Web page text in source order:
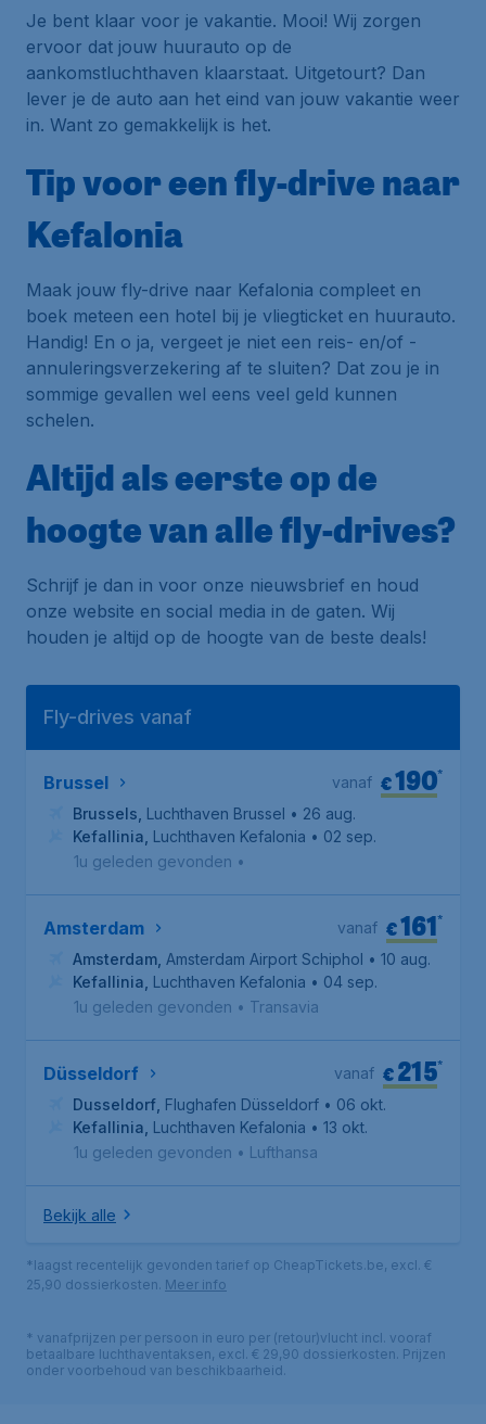
Je bent klaar voor je vakantie. Mooi! Wij zorgen
ervoor dat jouw huurauto op de
aankomstluchthaven klaarstaat. Uitgetourt? Dan
lever je de auto aan het eind van jouw vakantie weer
in. Want zo gemakkelijk is het.
Tip voor een fly-drive naar
Kefalonia
Maak jouw fly-drive naar Kefalonia compleet en
boek meteen een hotel bij je vliegticket en huurauto.
Handig! En o ja, vergeet je niet een reis- en/of -
annuleringsverzekering af te sluiten? Dat zou je in
sommige gevallen wel eens veel geld kunnen
schelen.
Altijd als eerste op de
hoogte van alle fly-drives?
Schrijf je dan in voor onze nieuwsbrief en houd
onze website en social media in de gaten. Wij
houden je altijd op de hoogte van de beste deals!
Fly-drives vanaf
Brussel €190*
vanaf
Brussels Luchthaven Brussel • 26 aug.
Kefallinia Luchthaven Kefalonia • 02 sep.
1u geleden gevonden •
Amsterdam €161*
vanaf
Amsterdam Amsterdam Airport Schiphol • 10 aug.
Kefallinia Luchthaven Kefalonia • 04 sep.
1u geleden gevonden • Transavia
Düsseldorf €215*
vanaf
Dusseldorf Flughafen Düsseldorf • 06 okt.
Kefallinia Luchthaven Kefalonia • 13 okt.
1u geleden gevonden • Lufthansa
Bekijk alle
*laagst recentelijk gevonden tarief op CheapTickets.be, excl. €
25,90 dossierkosten. Meer info
* vanafprijzen per persoon in euro per (retour)vlucht incl. vooraf
betaalbare luchthaventaksen, excl. € 29,90 dossierkosten. Prijzen
onder voorbehoud van beschikbaarheid.